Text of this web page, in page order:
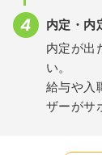
内定・内
内定が出
い。
給与や入
ザーがサ